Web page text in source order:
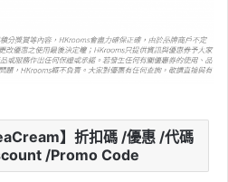
】折扣碼 /優惠 /代碼
/Promo Code